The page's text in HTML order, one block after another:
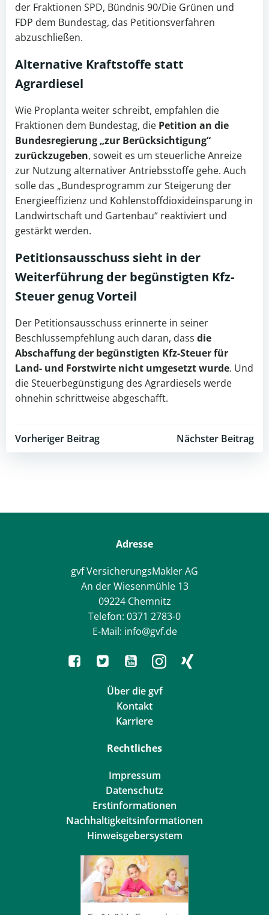
der Fraktionen SPD, Bündnis 90/Die Grünen und
FDP dem Bundestag, das Petitionsverfahren
abzuschließen.
Alternative Kraftstoffe statt
Agrardiesel
Wie Proplanta weiter schreibt, empfahlen die
Fraktionen dem Bundestag, die Petition an die
Bundesregierung „zur Berücksichtigung“
zurückzugeben, soweit es um steuerliche Anreize
zur Nutzung alternativer Antriebsstoffe gehe. Auch
solle das „Bundesprogramm zur Steigerung der
Energieeffizienz und Kohlenstoffdioxideinsparung in
Landwirtschaft und Gartenbau“ reaktiviert und
gestärkt werden.
Petitionsausschuss sieht in der
Weiterführung der begünstigten Kfz-
Steuer genug Vorteil
Der Petitionsausschuss erinnerte in seiner
Beschlussempfehlung auch daran, dass die
Abschaffung der begünstigten Kfz-Steuer für
Land- und Forstwirte nicht umgesetzt wurde. Und
die Steuerbegünstigung des Agrardiesels werde
ohnehin schrittweise abgeschafft.
Post
Vorheriger Beitrag
PostNächster Beitrag
Adresse
gvf VersicherungsMakler AG
An der Wiesenmühle 13
09224 Chemnitz
Telefon: 0371 2783-0
E-Mail: info@gvf.de
Über die gvf
Kontakt
Karriere
Rechtliches
Impressum
Datenschutz
Erstinformationen
Nachhaltigkeitsinformationen
Hinweisgebersystem